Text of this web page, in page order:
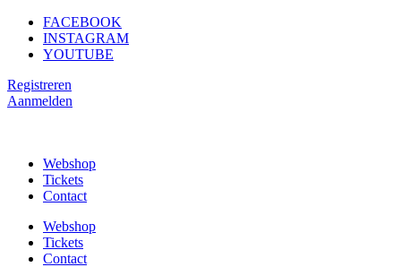
naar
FACEBOOK
INSTAGRAM
YOUTUBE
Registreren
Aanmelden
Webshop
Tickets
Contact
Webshop
Tickets
Contact